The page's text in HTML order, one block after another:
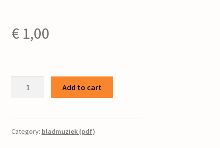
€1,00
5
Add to cart
Category: bladmuziek (pdf)